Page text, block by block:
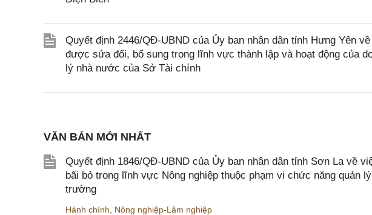
Quyết định 2446/QĐ-UBND của Ủy ban nhân dân tỉnh Hưng Yên
được sửa đổi, bổ sung trong lĩnh vực thành lập và hoạt động của
lý nhà nước của Sở Tài chính
VĂN BẢN MỚI NHẤT
Quyết định 1846/QĐ-UBND của Ủy ban nhân dân tỉnh Sơn La về
bãi bỏ trong lĩnh vực Nông nghiệp thuộc phạm vi chức năng quản
trường
Hành chính Nông nghiệp-Lâm nghiệp